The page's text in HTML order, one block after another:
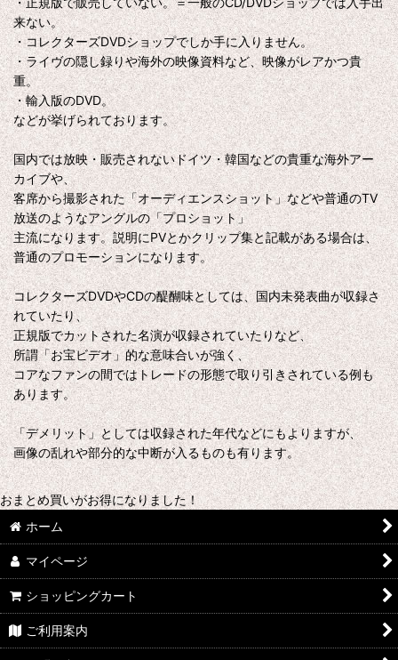
来ない。
・コレクターズDVDショップでしか手に入りません。
・ライヴの隠し録りや海外の映像資料など、映像がレアかつ貴
重。
・輸入版のDVD。
などが挙げられております。
国内では放映・販売されないドイツ・韓国などの貴重な海外アー
カイブや、
客席から撮影された「オーディエンスショット」などや普通のTV
放送のようなアングルの「プロショット」
主流になります。説明にPVとかクリップ集と記載がある場合は、
普通のプロモーションになります。
コレクターズDVDやCDの醍醐味としては、国内未発表曲が収録さ
れていたり、
正規版でカットされた名演が収録されていたりなど、
所謂「お宝ビデオ」的な意味合いが強く、
コアなファンの間ではトレードの形態で取り引きされている例も
あります。
「デメリット」としては収録された年代などにもよりますが、
画像の乱れや部分的な中断が入るものも有ります。
おまとめ買いがお得になりました！
ホーム
マイページ
ショッピングカート
ご利用案内